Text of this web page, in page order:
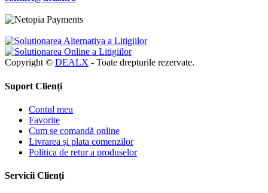
Copyright © DEALX - Toate drepturile rezervate.
Suport Clienți
Contul meu
Favorite
Cum se comandă online
Livrarea și plata comenzilor
Politica de retur a produselor
Servicii Clienți